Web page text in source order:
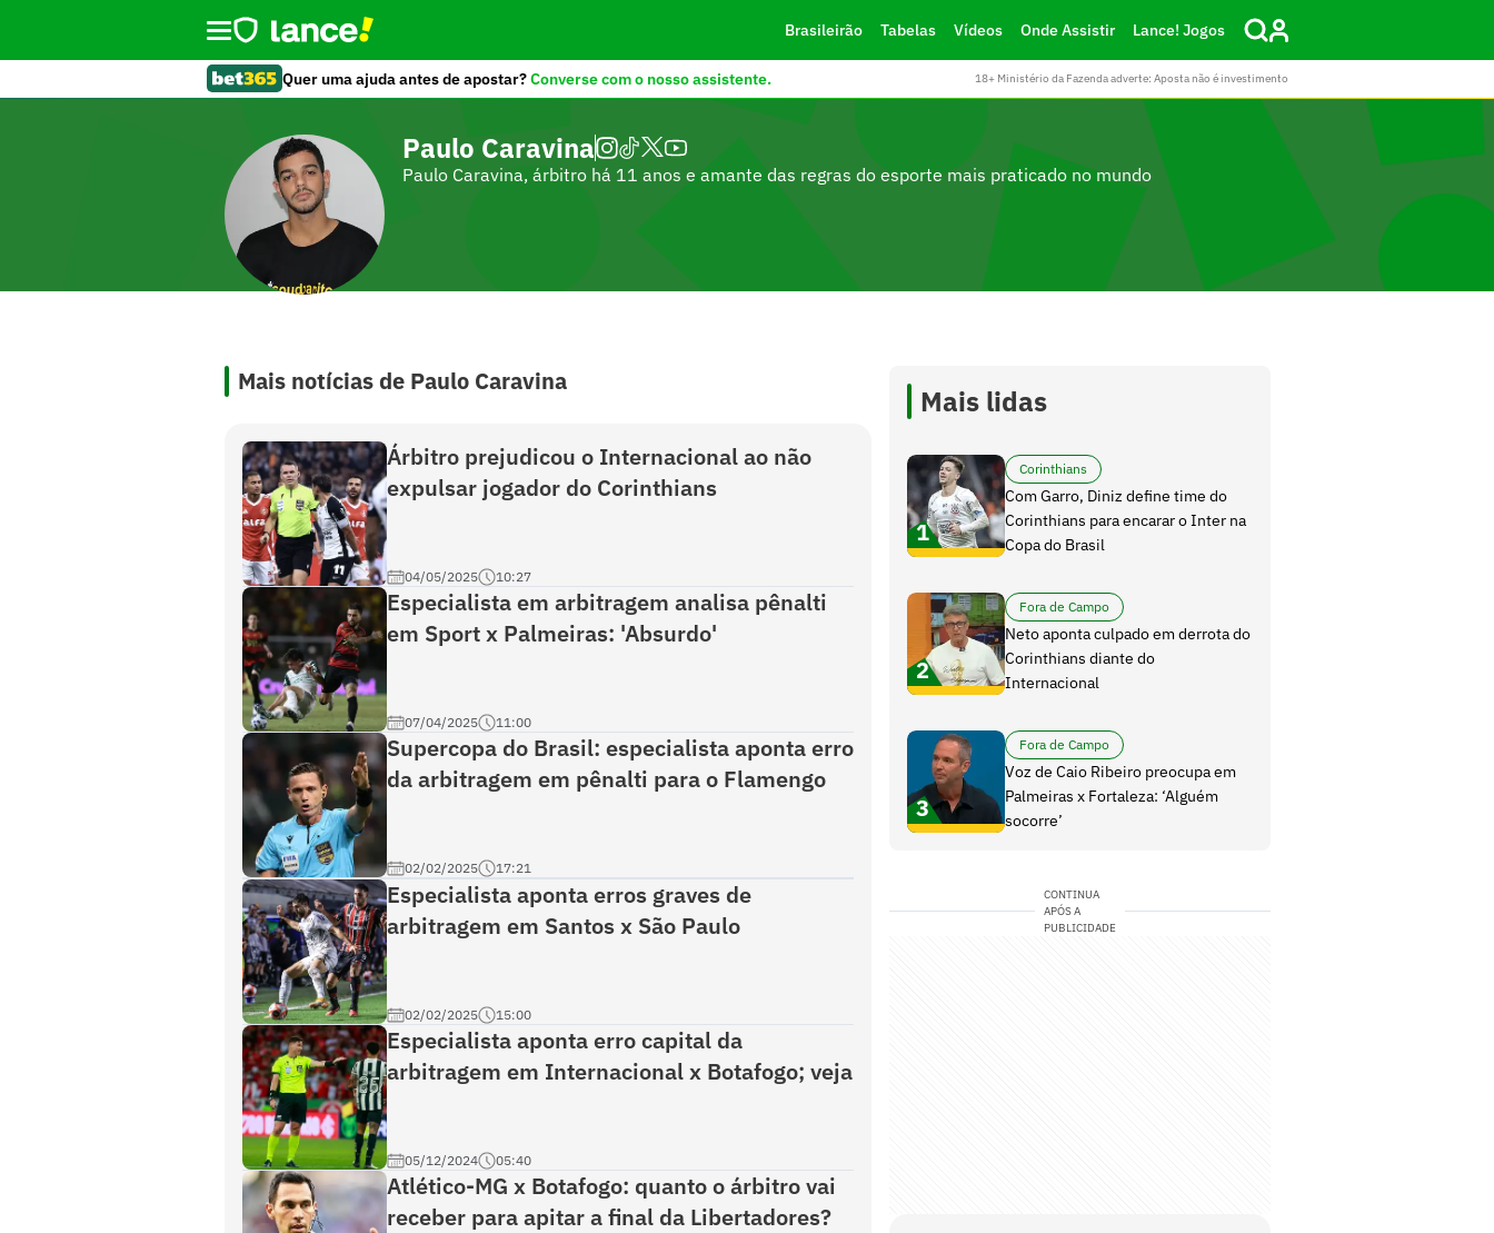
Brasileirão Tabelas Vídeos Onde Assistir Lance! Jogos
Quer uma ajuda antes de apostar?Converse com o nosso assistente. 18+ Ministério da Fazenda adverte: Aposta não é investimento
Paulo Caravina
Paulo Caravina, árbitro há 11 anos e amante das regras do esporte mais praticado no mundo
Mais notícias de Paulo Caravina
Árbitro prejudicou o Internacional ao não
expulsar jogador do Corinthians
04/05/2025 10:27
Especialista em arbitragem analisa pênalti
em Sport x Palmeiras: 'Absurdo'
07/04/2025 11:00
Supercopa do Brasil: especialista aponta erro
da arbitragem em pênalti para o Flamengo
02/02/2025 17:21
Especialista aponta erros graves de
arbitragem em Santos x São Paulo
02/02/2025 15:00
Especialista aponta erro capital da
arbitragem em Internacional x Botafogo; veja
05/12/2024 05:40
Atlético-MG x Botafogo: quanto o árbitro vai
receber para apitar a final da Libertadores?
Mais lidas
1
Corinthians
Com Garro, Diniz define time do
Corinthians para encarar o Inter na
Copa do Brasil
2
Fora de Campo
Neto aponta culpado em derrota do
Corinthians diante do
Internacional
3
Fora de Campo
Voz de Caio Ribeiro preocupa em
Palmeiras x Fortaleza: ‘Alguém
socorre’
CONTINUA
APÓS A
PUBLICIDADE